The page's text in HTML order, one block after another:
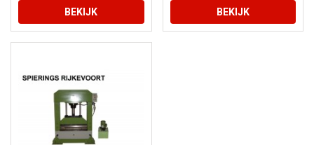
BEKIJK BEKIJK